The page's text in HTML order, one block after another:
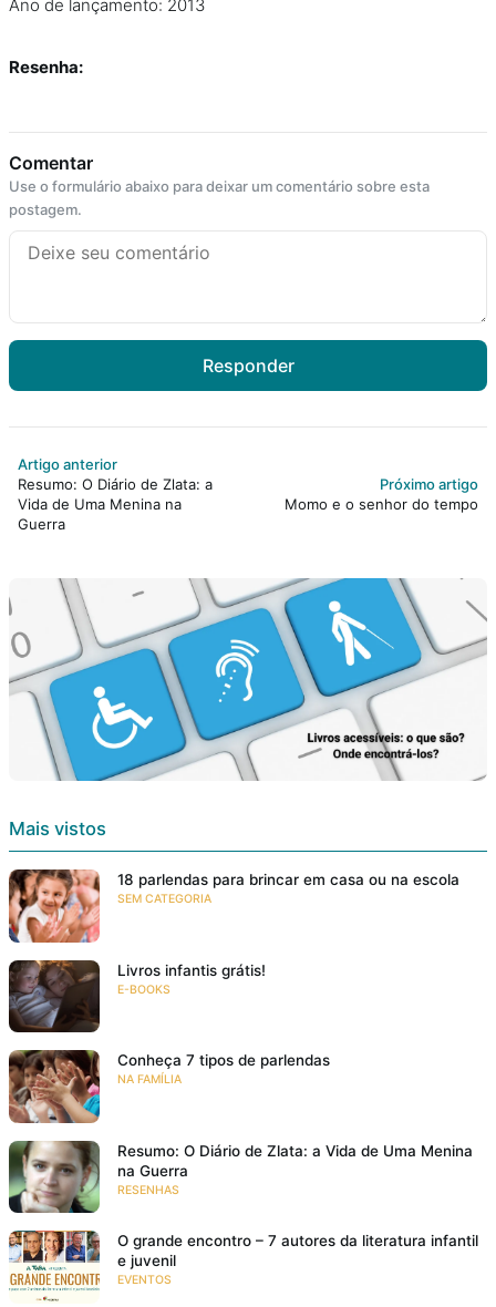
Conteúdos
Colecionáveis
E-Books
Podcast
Taba na Escola
Ano de lançamento: 2013
Resenha:
Comentar
Use o formulário abaixo para deixar um comentário sobre esta
postagem.
Responder
Artigo anterior
Resumo: O Diário de Zlata: a
Vida de Uma Menina na
Guerra
Próximo artigo
Momo e o senhor do tempo
Mais vistos
18 parlendas para brincar em casa ou na escola
SEM CATEGORIA
Livros infantis grátis!
E-BOOKS
Conheça 7 tipos de parlendas
NA FAMÍLIA
Resumo: O Diário de Zlata: a Vida de Uma Menina
na Guerra
RESENHAS
O grande encontro – 7 autores da literatura infantil
e juvenil
EVENTOS